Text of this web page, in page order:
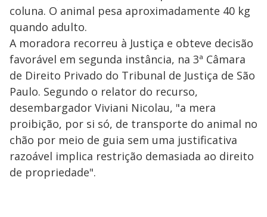
coluna. O animal pesa aproximadamente 40 kg
quando adulto.
A moradora recorreu à Justiça e obteve decisão
favorável em segunda instância, na 3ª Câmara
de Direito Privado do Tribunal de Justiça de São
Paulo. Segundo o relator do recurso,
desembargador Viviani Nicolau, "a mera
proibição, por si só, de transporte do animal no
chão por meio de guia sem uma justificativa
razoável implica restrição demasiada ao direito
de propriedade".